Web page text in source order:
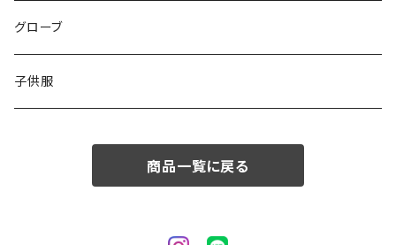
50/XL～
48/L
50/XL～
46/M
48/L
グローブ
子供服
商品一覧に戻る